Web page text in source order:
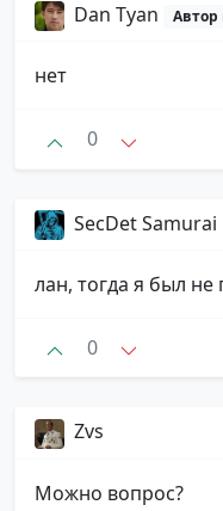
Dan Tyan Автор
нет
0
SecDet Samurai
лан, тогда я был не
0
Zvs
Можно вопрос?